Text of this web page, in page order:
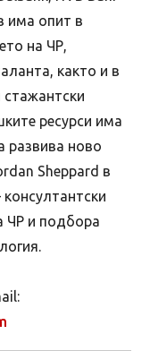
има опит в
на ЧР,
както и в
ресурси има
развива ново
Sheppard в
ЧР и подбора